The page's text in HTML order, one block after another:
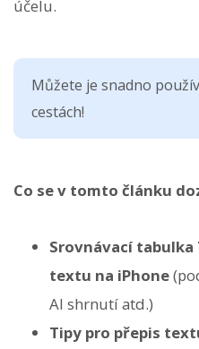
účelu.
Můžete je snadno
cestách!
Co se v tomto článku
Srovnávací tabulka
textu na iPhone
AI shrnutí atd.)
Tipy pro přepis